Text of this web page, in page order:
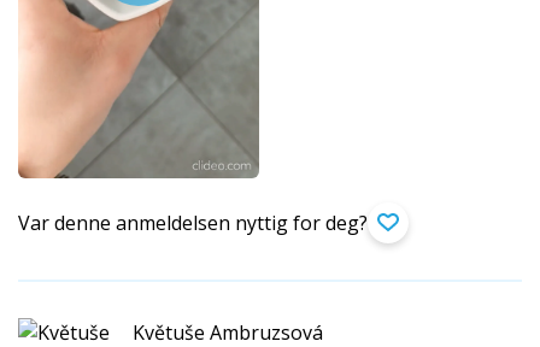
Var denne anmeldelsen nyttig for deg?
Květuše Ambruzsová